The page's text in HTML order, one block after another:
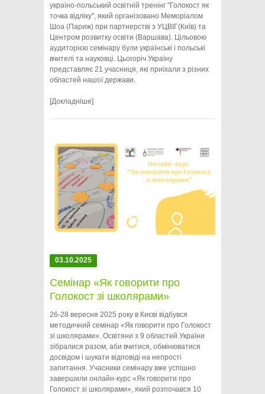
україно-польський освітній тренінг "Голокост як
точка відліку", який організовано Меморіалом
Шоа (Париж) при партнерстві з УЦВІГ(Київ) та
Центром розвитку освіти (Варшава). Цільовою
аудиторією семінару були українські і польські
вчителі та науковці. Цьогоріч Україну
представляє 21 учасниця, які приїхали з різних
областей нашої держави.
[Докладніше]
03.10.2025
Семінар «Як говорити про
Голокост зі школярами»
26-28 вересня 2025 року в Києві відбувся
методичний семінар «Як говорити про Голокост
зі школярами». Освітяни з 9 областей України
зібралися разом, аби вчитися, обмінюватися
досвідом і шукати відповіді на непрості
запитання. Учасники семінару вже успішно
завершили онлайн-курс «Як говорити про
Голокост зі школярами», який розпочався 10